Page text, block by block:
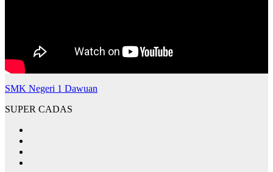
SMK Negeri 1 Dawuan
SUPER CADAS